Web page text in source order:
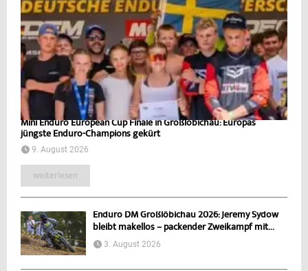
Mini Enduro European Cup Finale in Großlöbichau: Europas
jüngste Enduro-Champions gekürt
9. August 2026
weiterlesen
Enduro DM Großlöbichau 2026: Jeremy Sydow
bleibt makellos – packender Zweikampf mit...
3. August 2026